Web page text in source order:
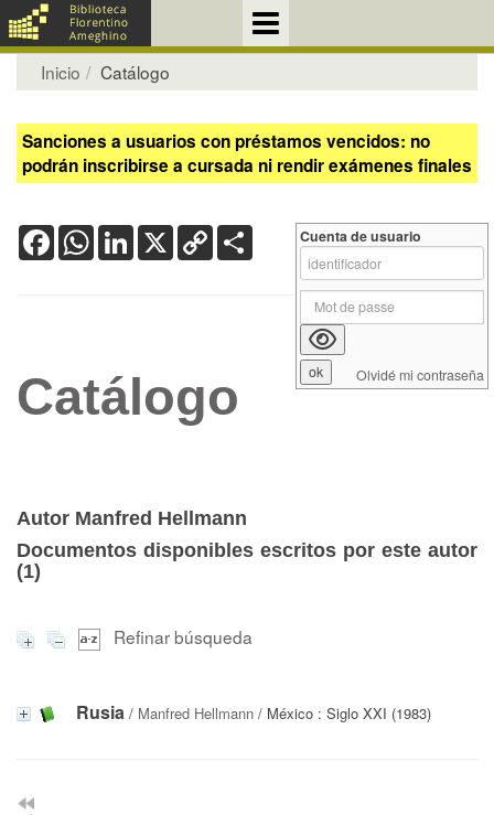
Inicio Catálogo
Sanciones a usuarios con préstamos vencidos: no
podrán inscribirse a cursada ni rendir exámenes finales
FacebookWhatsApp
LinkedIn
X Copy
Link
Catálogo
Autor Manfred Hellmann
Documentos disponibles escritos por este autor
(1)
Refinar búsqueda
Rusia / Manfred Hellmann / México : Siglo XXI (1983)
Cuenta de usuario
Olvidé mi contraseña